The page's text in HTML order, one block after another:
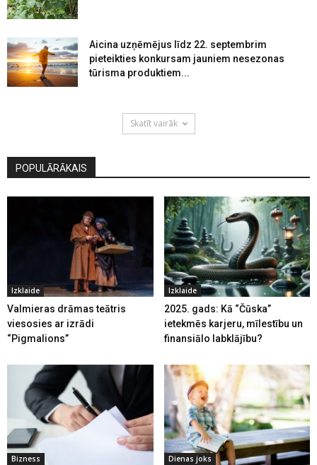
Aicina uzņēmējus līdz 22. septembrim
pieteikties konkursam jauniem nesezonas
tūrisma produktiem...
Skatīt vairāk
POPULĀRĀKAIS
Izklaide
Valmieras drāmas teātris
viesosies ar izrādi
“Pigmalions”
Izklaide
2025. gads: Kā “Čūska”
ietekmēs karjeru, mīlestību un
finansiālo labklājību?
Bizness Dienas joks